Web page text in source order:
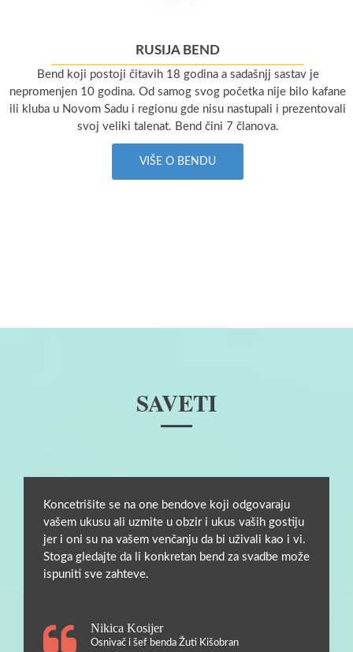
RUSIJA BEND
Bend koji postoji čitavih 18 godina a sadašnjj sastav je
nepromenjen 10 godina. Od samog svog početka nije bilo kafane
ili kluba u Novom Sadu i regionu gde nisu nastupali i prezentovali
svoj veliki talenat. Bend čini 7 članova.
VIŠE O BENDU
SAVETI
Koncetrišite se na one bendove koji odgovaraju
vašem ukusu ali uzmite u obzir i ukus vaših gostiju
jer i oni su na vašem venčanju da bi uživali kao i vi.
Stoga gledajte da li konkretan bend za svadbe može
ispuniti sve zahteve.
Nikica Kosijer
Osnivač i šef benda Žuti Kišobran